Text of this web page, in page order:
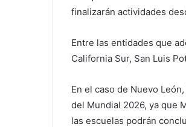
finalizarán actividades
Entre las entidades que
California Sur, San Luis
En el caso de Nuevo
del Mundial 2026, ya que
las escuelas podrán